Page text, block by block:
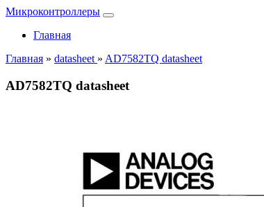
Микроконтроллеры
Главная
Главная » datasheet » AD7582TQ datasheet
AD7582TQ datasheet